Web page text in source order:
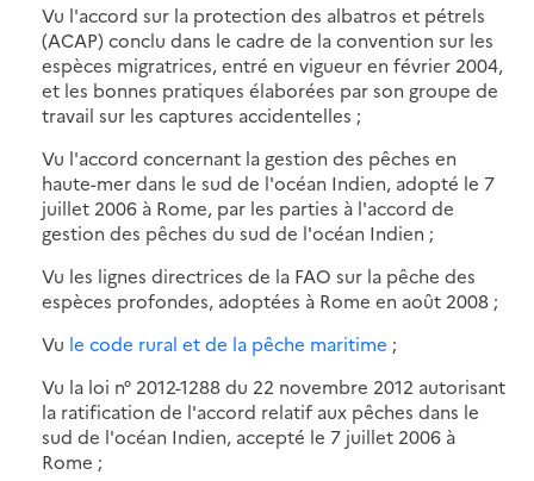
Vu l'accord sur la protection des albatros et pétrels
(ACAP) conclu dans le cadre de la convention sur les
espèces migratrices, entré en vigueur en février 2004,
et les bonnes pratiques élaborées par son groupe de
travail sur les captures accidentelles ;
Vu l'accord concernant la gestion des pêches en
haute-mer dans le sud de l'océan Indien, adopté le 7
juillet 2006 à Rome, par les parties à l'accord de
gestion des pêches du sud de l'océan Indien ;
Vu les lignes directrices de la FAO sur la pêche des
espèces profondes, adoptées à Rome en août 2008 ;
Vu le code rural et de la pêche maritime ;
Vu la loi n° 2012-1288 du 22 novembre 2012 autorisant
la ratification de l'accord relatif aux pêches dans le
sud de l'océan Indien, accepté le 7 juillet 2006 à
Rome ;